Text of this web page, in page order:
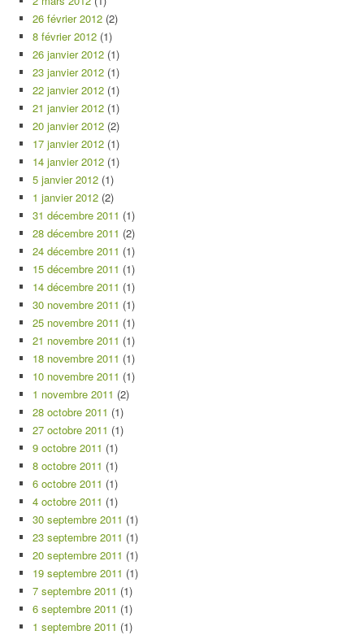
26 février 2012 (2)
8 février 2012 (1)
26 janvier 2012 (1)
23 janvier 2012 (1)
22 janvier 2012 (1)
21 janvier 2012 (1)
20 janvier 2012 (2)
17 janvier 2012 (1)
14 janvier 2012 (1)
5 janvier 2012 (1)
1 janvier 2012 (2)
31 décembre 2011 (1)
28 décembre 2011 (2)
24 décembre 2011 (1)
15 décembre 2011 (1)
14 décembre 2011 (1)
30 novembre 2011 (1)
25 novembre 2011 (1)
21 novembre 2011 (1)
18 novembre 2011 (1)
10 novembre 2011 (1)
1 novembre 2011 (2)
28 octobre 2011 (1)
27 octobre 2011 (1)
9 octobre 2011 (1)
8 octobre 2011 (1)
6 octobre 2011 (1)
4 octobre 2011 (1)
30 septembre 2011 (1)
23 septembre 2011 (1)
20 septembre 2011 (1)
19 septembre 2011 (1)
7 septembre 2011 (1)
6 septembre 2011 (1)
1 septembre 2011 (1)